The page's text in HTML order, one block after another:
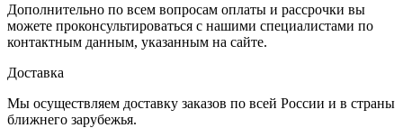
Дополнительно по всем вопросам оплаты и рассрочки вы
можете проконсультироваться с нашими специалистами по
контактным данным, указанным на сайте.
Доставка
Мы осуществляем доставку заказов по всей России и в страны
ближнего зарубежья.